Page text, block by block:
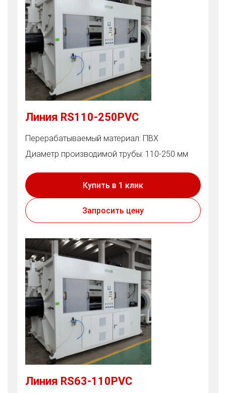
Линия RS110-250PVC
Перерабатываемый материал: ПВХ
Диаметр производимой трубы: 110-250 мм
Купить в 1 клик
Запросить цену
Линия RS63-110PVC